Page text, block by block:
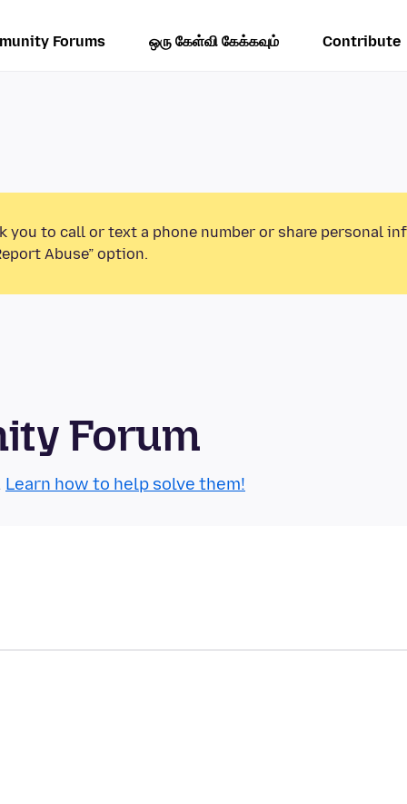
Forums ஒரு கேள்வி கேக்கவும் Contribute
you to call or text a phone number or share personal
Abuse” option.
Forum
Learn how to help solve them!